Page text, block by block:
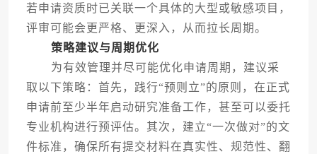
若申请资质时已关联一个具体的大型或敏感项目，
评审可能会更严格、更深入，从而拉长周期。
策略建议与周期优化
为有效管理并尽可能优化申请周期，建议采
取以下策略：首先，践行“预则立”的原则，在正式
申请前至少半年启动研究准备工作，甚至可以委托
专业机构进行预评估。其次，建立“一次做对”的文
件标准，确保所有提交材料在真实性、规范性、翻